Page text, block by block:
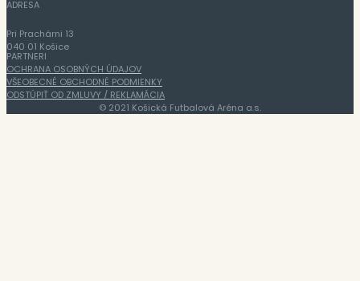
ADRESA
Pri Prachárni 13
040 01 Košice
PARTNERI
OCHRANA OSOBNÝCH ÚDAJOV
VŠEOBECNÉ OBCHODNÉ PODMIENKY
ODSTÚPIŤ OD ZMLUVY / REKLAMÁCIA
© 2021 Košická Futbalová Aréna a.s.